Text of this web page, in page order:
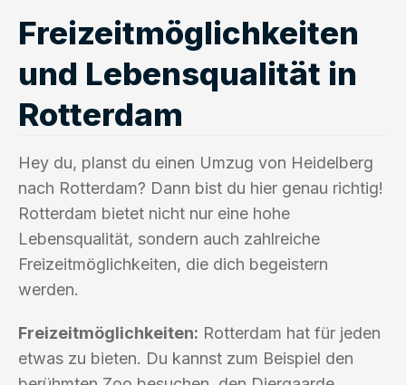
Freizeitmöglichkeiten
und Lebensqualität in
Rotterdam
Hey du, planst du einen Umzug von Heidelberg
nach Rotterdam? Dann bist du hier genau richtig!
Rotterdam bietet nicht nur eine hohe
Lebensqualität, sondern auch zahlreiche
Freizeitmöglichkeiten, die dich begeistern
werden.
Freizeitmöglichkeiten: Rotterdam hat für jeden
etwas zu bieten. Du kannst zum Beispiel den